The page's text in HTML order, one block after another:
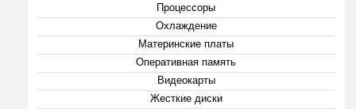
Процессоры
Охлаждение
Материнские платы
Оперативная память
Видеокарты
Жесткие диски